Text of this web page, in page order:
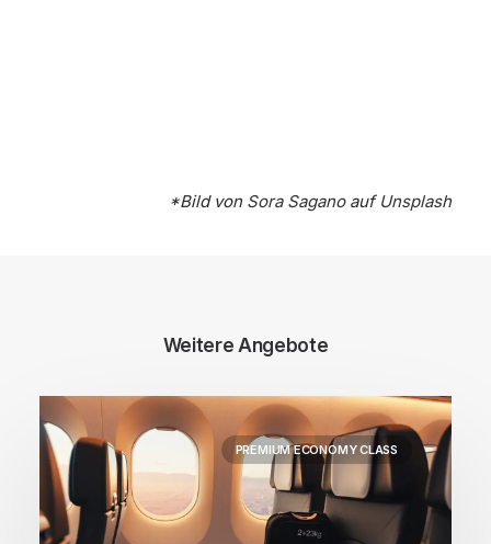
*Bild von Sora Saganoauf Unsplash
Weitere Angebote
PREMIUM ECONOMY CLASS